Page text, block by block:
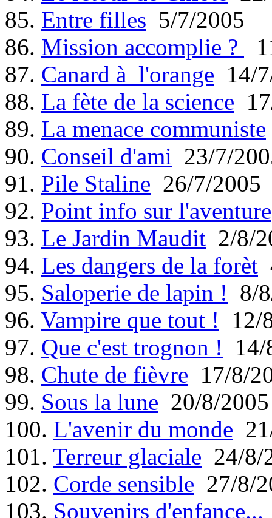
85. Entre filles 5/7/2005
86. Mission accomplie ?
87. Canard à l'orange 14/
88. La fète de la science
89. La menace communiste
90. Conseil d'ami 23/7/
91. Pile Staline 26/7/2005
92. Point info sur l'aventure
93. Le Jardin Maudit 2/8/
94. Les dangers de la forèt
95. Saloperie de lapin ! 8/
96. Vampire que tout ! 12/
97. Que c'est trognon ! 14/
98. Chute de fièvre 17/8/
99. Sous la lune 20/8/2005
100. L'avenir du monde
101. Terreur glaciale 24/8/
102. Corde sensible 27/8/
103. Souvenirs d'enfance...